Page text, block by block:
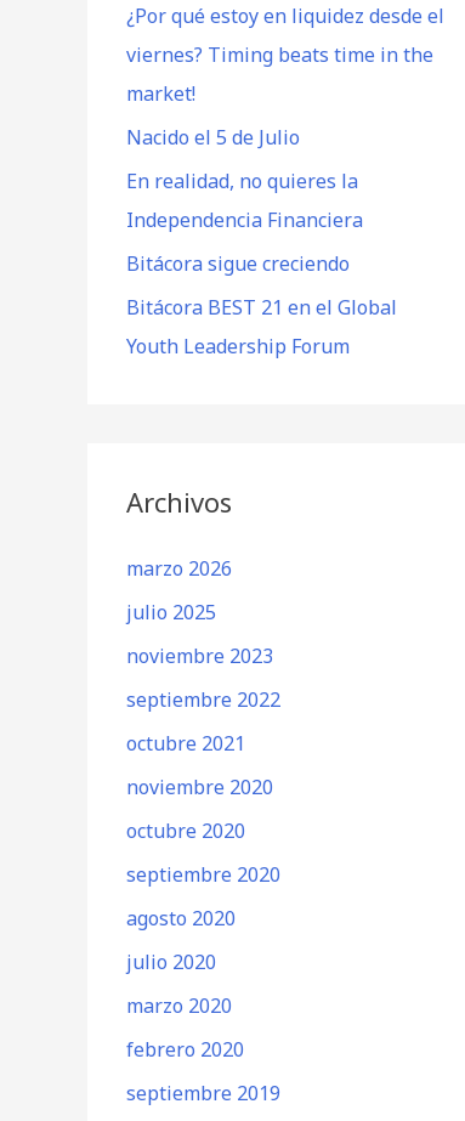
¿Por qué estoy en liquidez desde el
viernes? Timing beats time in the
market!
Nacido el 5 de Julio
En realidad, no quieres la
Independencia Financiera
Bitácora sigue creciendo
Bitácora BEST 21 en el Global
Youth Leadership Forum
Archivos
marzo 2026
julio 2025
noviembre 2023
septiembre 2022
octubre 2021
noviembre 2020
octubre 2020
septiembre 2020
agosto 2020
julio 2020
marzo 2020
febrero 2020
septiembre 2019